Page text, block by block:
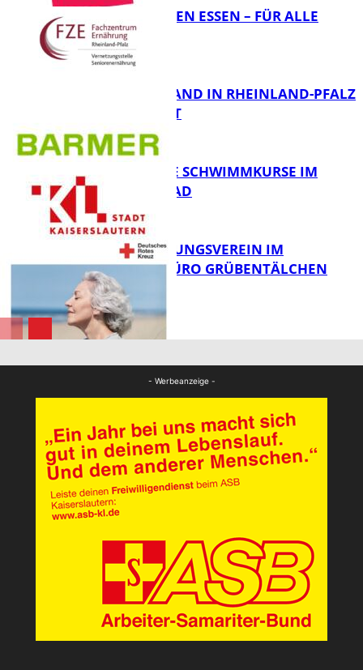
FB Gesundheit
FB Gesundheit
„AUSGEWOGEN ESSEN – FÜR ALLE
MÖGLICH?!“
FB Gesundheit
KRANKENSTAND IN RHEINLAND-PFALZ
SINKT LEICHT
KOSTENLOSE SCHWIMMKURSE IM
WARMFREIBAD
DRK BETREUUNGSVEREIN IM
STADTTEILBÜRO GRÜBENTÄLCHEN
- Werbeanzeige -